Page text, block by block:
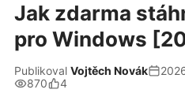
Jak zdarma
pro Windows
Publikoval Vojtěch Novák
870
4